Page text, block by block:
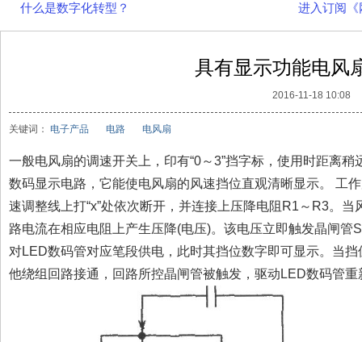
什么是数字化转型？
进入订阅
具有显示功能电风
2016-11-18 10:08
关键词： 电子产品 电路 电风扇
一般电风扇的调速开关上，印有“0～3”挡字标，使用时距离
数码显示电路，它能使电风扇的风速挡位直观清晰显示。 工
速调整线上打“x”处依次断开，并连接上压降电阻R1～R3。
路电流在相应电阻上产生压降(电压)。该电压立即触发晶闸
对LED数码管对应笔段供电，此时其挡位数字即可显示。当
他绕组回路接通，回路所控晶闸管被触发，驱动LED数码管